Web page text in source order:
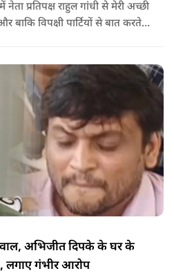
प्रतिपक्ष राहुल गांधी से मेरी अच्छी
बाकि विपक्षी पार्टियों से बात करते
अभिजीत दिपके के घर के
लगाए गंभीर आरोप